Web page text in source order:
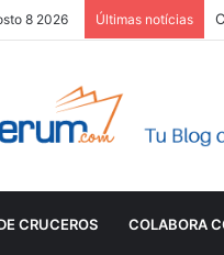
8 2026 Últimas notícias
CRUCEROS COLABORA